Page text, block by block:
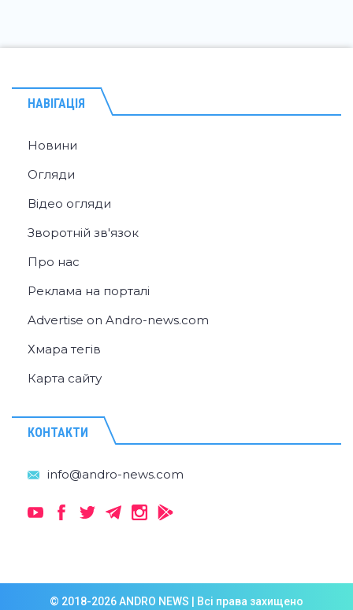
НАВІГАЦІЯ
Новини
Огляди
Відео огляди
Зворотній зв'язок
Про нас
Реклама на порталі
Advertise on Andro-news.com
Хмара тегів
Карта сайту
КОНТАКТИ
© 2018-2026 ANDRO NEWS | Всі права захищено